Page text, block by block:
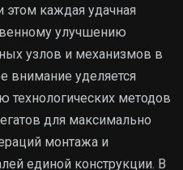
каждая удачная
улучшению
узлов и механизмов в
внимание уделяется
технологических методов
для максимально
монтажа и
единой конструкции. В